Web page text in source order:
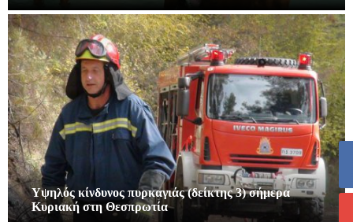
Υψηλός κίνδυνος πυρκαγιάς (δείκτης 3) σήμερα
Κυριακή στη Θεσπρωτία